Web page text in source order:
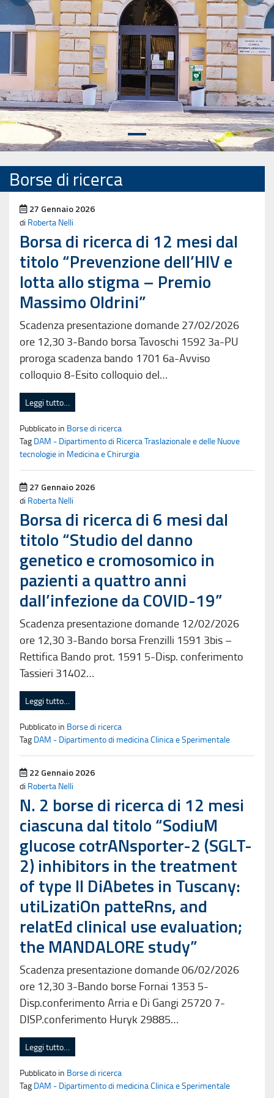
Borse di ricerca
Pubblicato il
27 Gennaio 2026
di Roberta Nelli
Borsa di ricerca di 12 mesi dal
titolo “Prevenzione dell’HIV e
lotta allo stigma – Premio
Massimo Oldrini”
Scadenza presentazione domande 27/02/2026
ore 12,30 3-Bando borsa Tavoschi 1592 3a-PU
proroga scadenza bando 1701 6a-Avviso
colloquio 8-Esito colloquio del…
Leggi tutto…
Pubblicato in Borse di ricerca
Tag DAM - Dipartimento di Ricerca Traslazionale e delle Nuove
tecnologie in Medicina e Chirurgia
Pubblicato il
27 Gennaio 2026
di Roberta Nelli
Borsa di ricerca di 6 mesi dal
titolo “Studio del danno
genetico e cromosomico in
pazienti a quattro anni
dall’infezione da COVID-19”
Scadenza presentazione domande 12/02/2026
ore 12,30 3-Bando borsa Frenzilli 1591 3bis –
Rettifica Bando prot. 1591 5-Disp. conferimento
Tassieri 31402…
Leggi tutto…
Pubblicato in Borse di ricerca
Tag DAM - Dipartimento di medicina Clinica e Sperimentale
Pubblicato il
22 Gennaio 2026
di Roberta Nelli
N. 2 borse di ricerca di 12 mesi
ciascuna dal titolo “SodiuM
glucose cotrANsporter-2 (SGLT-
2) inhibitors in the treatment
of type II DiAbetes in Tuscany:
utiLizatiOn patteRns, and
relatEd clinical use evaluation;
the MANDALORE study”
Scadenza presentazione domande 06/02/2026
ore 12,30 3-Bando borse Fornai 1353 5-
Disp.conferimento Arria e Di Gangi 25720 7-
DISP.conferimento Huryk 29885…
Leggi tutto…
Pubblicato in Borse di ricerca
Tag DAM - Dipartimento di medicina Clinica e Sperimentale